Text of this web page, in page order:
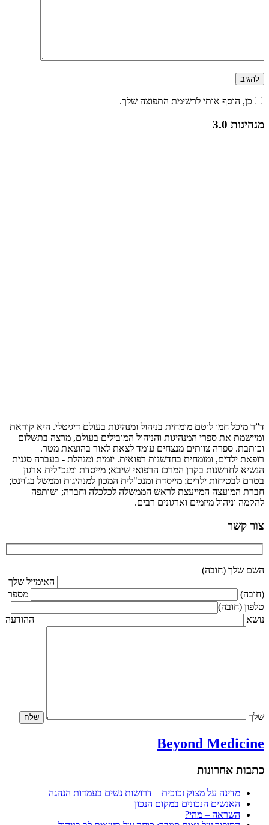
כן, הוסף אותי לרשימת התפוצה שלך.
מנהיגות 3.0
ד”ר מיכל חמו לוטם מומחית בניהול ומנהיגות בעולם דיגיטלי. היא קוראת
ומיישמת את ספרי המנהיגות והניהול המובילים בעולם, מרצה בתשלום
וכותבת. ספרה צוותים מנצחים עומד לצאת לאור בהוצאת מטר.
רופאת ילדים, ומומחית בחדשנות רפואית. יזמית ומנהלת - בעברה סגנית
הנשיא לחדשנות בקרן המרכז הרפואי שיבא; מייסדת ומנכ"לית ארגון
בטרם לבטיחות ילדים; מייסדת ומנכ"לית המכון למנהיגות וממשל בג'וינט;
חברת המועצה המייעצת לראש הממשלה לכלכלה וחברה; ושותפה
להקמה וניהול מיזמים וארגונים רבים.
צור קשר
השם שלך (חובה)
האימייל שלך
(חובה)
מספר
טלפון (חובה)
נושא
ההודעה
שלך
Beyond Medicine
כתבות אחרונות
מדינה על מצוק זכוכית – דרושות נשים בעמדות הנהגה
האנשים הנכונים במקום הנכון
השראה – מהי?